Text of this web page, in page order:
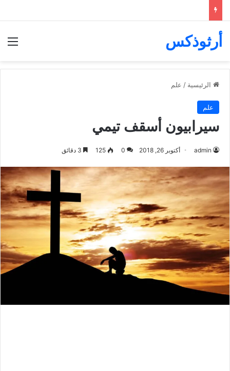
أرثوذكس
الرئيسية / علم
علم
سيرابيون أسقف تيمي
admin أكتوبر 26, 2018 0
125